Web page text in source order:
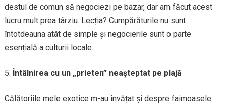
destul de comun să negociezi pe bazar, dar am făcut acest
lucru mult prea târziu. Lecția? Cumpărăturile nu sunt
întotdeauna atât de simple și negocierile sunt o parte
esențială a culturii locale.
Întâlnirea cu un „prieten” neașteptat pe plajă
Călătoriile mele exotice m-au învățat și despre faimoasele